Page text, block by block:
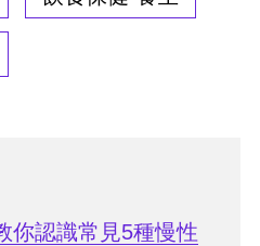
你認識常見5種慢性